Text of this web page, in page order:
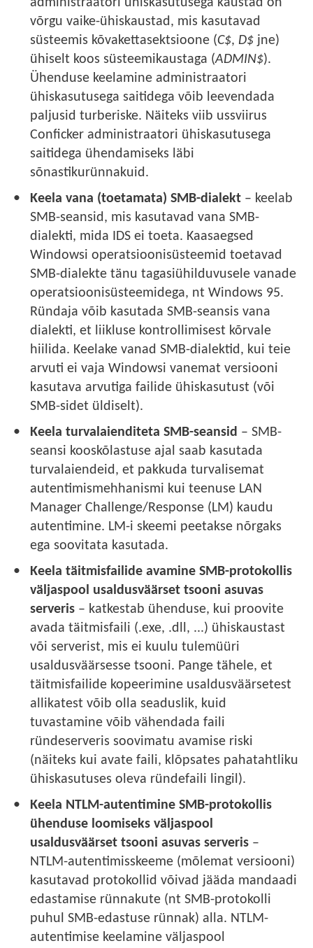
võrgu vaike-ühiskaustad, mis kasutavad
süsteemis kõvakettasektsioone (C$, D$ jne)
ühiselt koos süsteemikaustaga (ADMIN$).
Ühenduse keelamine administraatori
ühiskasutusega saitidega võib leevendada
paljusid turberiske. Näiteks viib ussviirus
Conficker administraatori ühiskasutusega
saitidega ühendamiseks läbi
sõnastikurünnakuid.
Keela vana (toetamata) SMB-dialekt – keelab
SMB-seansid, mis kasutavad vana SMB-
dialekti, mida IDS ei toeta. Kaasaegsed
Windowsi operatsioonisüsteemid toetavad
SMB-dialekte tänu tagasiühilduvusele vanade
operatsioonisüsteemidega, nt Windows 95.
Ründaja võib kasutada SMB-seansis vana
dialekti, et liikluse kontrollimisest kõrvale
hiilida. Keelake vanad SMB-dialektid, kui teie
arvuti ei vaja Windowsi vanemat versiooni
kasutava arvutiga failide ühiskasutust (või
SMB-sidet üldiselt).
Keela turvalaienditeta SMB-seansid – SMB-
seansi kooskõlastuse ajal saab kasutada
turvalaiendeid, et pakkuda turvalisemat
autentimismehhanismi kui teenuse LAN
Manager Challenge/Response (LM) kaudu
autentimine. LM-i skeemi peetakse nõrgaks
ega soovitata kasutada.
Keela täitmisfailide avamine SMB-protokollis
väljaspool usaldusväärset tsooni asuvas
serveris – katkestab ühenduse, kui proovite
avada täitmisfaili (.exe, .dll, ...) ühiskaustast
või serverist, mis ei kuulu tulemüüri
usaldusväärsesse tsooni. Pange tähele, et
täitmisfailide kopeerimine usaldusväärsetest
allikatest võib olla seaduslik, kuid
tuvastamine võib vähendada faili
ründeserveris soovimatu avamise riski
(näiteks kui avate faili, klõpsates pahatahtliku
ühiskasutuses oleva ründefaili lingil).
Keela NTLM-autentimine SMB-protokollis
ühenduse loomiseks väljaspool
usaldusväärset tsooni asuvas serveris –
NTLM-autentimisskeeme (mõlemat versiooni)
kasutavad protokollid võivad jääda mandaadi
edastamise rünnakute (nt SMB-protokolli
puhul SMB-edastuse rünnak) alla. NTLM-
autentimise keelamine väljaspool